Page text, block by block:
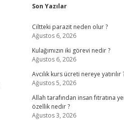
Sidebar
Son Yazılar
Ciltteki parazit neden olur ?
Ağustos 6, 2026
Kulağımızın iki görevi nedir ?
Ağustos 6, 2026
Avcılık kurs ücreti nereye yatırılır
Ağustos 5, 2026
Allah tarafından insan fıtratına
özellik nedir ?
Ağustos 3, 2026